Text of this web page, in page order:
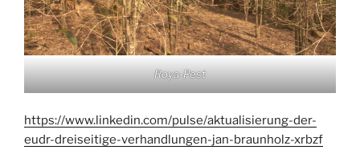
Roya-Pest
https://www.linkedin.com/pulse/aktualisierung-der-
eudr-dreiseitige-verhandlungen-jan-braunholz-xrbzf